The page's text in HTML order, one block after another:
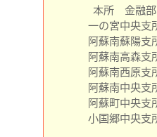
本所 金融部
一の宮中央支
阿蘇南蘇陽支
阿蘇南高森支
阿蘇南西原支
阿蘇南中央支
阿蘇町中央支
小国郷中央支